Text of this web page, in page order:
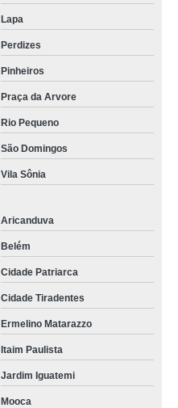
Lapa
Perdizes
Pinheiros
Praça da Arvore
Rio Pequeno
São Domingos
Vila Sônia
Aricanduva
Belém
Cidade Patriarca
Cidade Tiradentes
Ermelino Matarazzo
Itaim Paulista
Jardim Iguatemi
Mooca